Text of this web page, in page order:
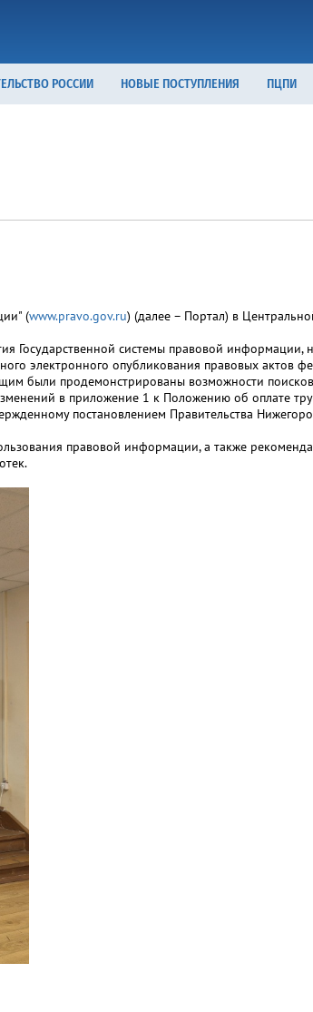
РОССИИ НОВЫЕ ПОСТУПЛЕНИЯ ПЦПИ
(www.pravo.gov.ru) (далее – Портал) в
Государственной системы правовой информации,
электронного опубликования правовых актов
были продемонстрированы возможности
в приложение 1 к Положению об оплате
постановлением Правительства
правовой информации, а также